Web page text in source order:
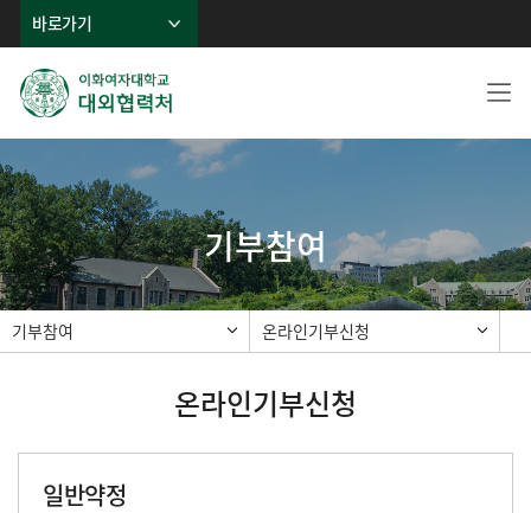
바로가기
기부참여
기부참여 온라인기부신청
온라인기부신청
일반약정